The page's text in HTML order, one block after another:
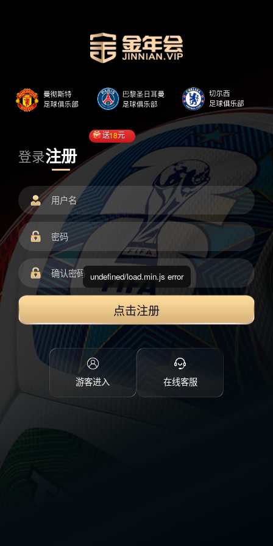
登录注册
送18元
点击注册
游客进入 在线客服
undefined/load.min.js error